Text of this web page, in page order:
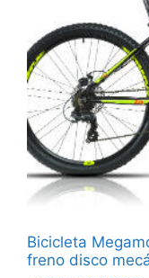
Bicicleta
freno disco